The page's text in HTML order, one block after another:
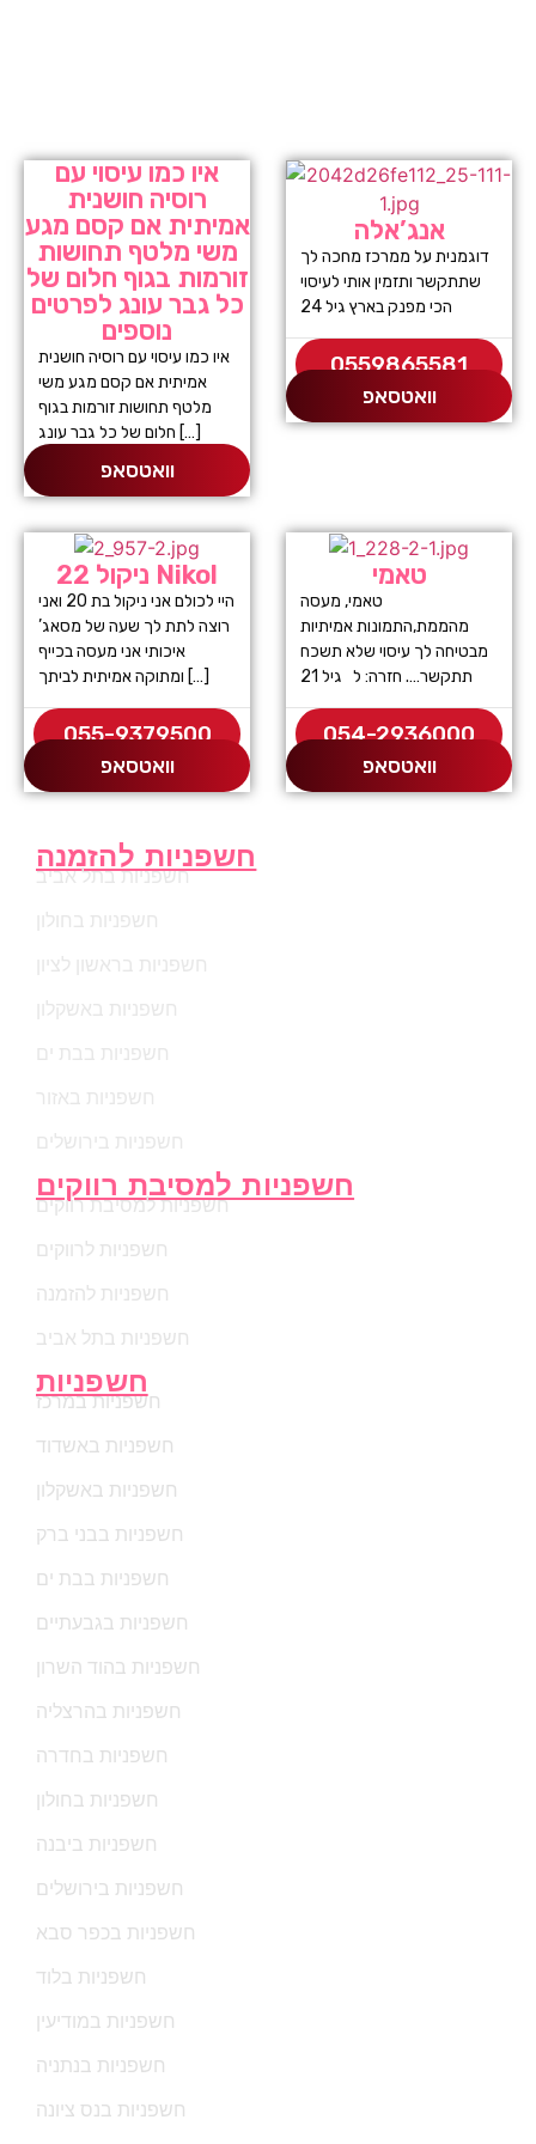
איו כמו עיסוי עם
רוסיה חושנית
אמיתית אם קסם מגע
משי מלטף תחושות
זורמות בגוף חלום של
כל גבר עונג לפרטים
נוספים
איו כמו עיסוי עם רוסיה חושנית
אמיתית אם קסם מגע משי
מלטף תחושות זורמות בגוף
חלום של כל גבר עונג […]
וואטסאפ
אנג’אלה
דוגמנית על ממרכז מחכה לך
שתתקשר ותזמין אותי לעיסוי
הכי מפנק בארץ גיל 24
0559865581
וואטסאפ
ניקול 22 Nikol
היי לכולם אני ניקול בת 20 ואני
רוצה לתת לך שעה של מסאג’
איכותי אני מעסה בכייף
ומתוקה אמיתית לביתך […]
055-9379500
וואטסאפ
טאמי
טאמי, מעסה
מהממת,התמונות אמיתיות
מבטיחה לך עיסוי שלא תשכח
054-2936000
וואטסאפ
חשפניות להזמנה
חשפניות בתל אביב
חשפניות בחולון
חשפניות בראשון לציון
חשפניות באשקלון
חשפניות בבת ים
חשפניות באזור
חשפניות בירושלים
חשפניות למסיבת רווקים
חשפניות למסיבת רווקים
חשפניות לרווקים
חשפניות להזמנה
חשפניות בתל אביב
חשפניות
חשפניות במרכז
חשפניות באשדוד
חשפניות באשקלון
חשפניות בבני ברק
חשפניות בבת ים
חשפניות בגבעתיים
חשפניות בהוד השרון
חשפניות בהרצליה
חשפניות בחדרה
חשפניות בחולון
חשפניות ביבנה
חשפניות בירושלים
חשפניות בכפר סבא
חשפניות בלוד
חשפניות במודיעין
חשפניות בנתניה
חשפניות בנס ציונה